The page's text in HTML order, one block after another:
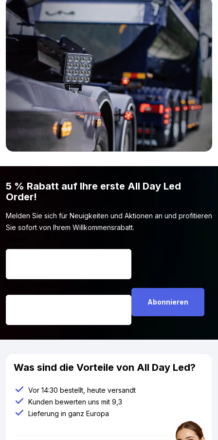
Möchtest du einen LED Arbeitsscheinwerfer der Marke
TruckLED? Aber ist der TruckLED LED Arbeitsscheinwerfer 24W
mit roter Linie nicht das Modell, das du suchst? Beachte, dass
TruckLED auch noch diverse andere Modelle mit einer roten
Linie anbietet. Siehe unten die weiteren Modelle:
TruckLED Arbeitsscheinwerfer 9W flach
Bist du immer noch der Meinung, dass der TruckLED LED
Arbeitsscheinwerfer 24W nicht das ist, was du suchst? Einfach
weil die Lichtleistung oder Wattzahl nicht hoch genug oder
sogar zu hoch ist? Dann schau doch mal auf unserer Seite
Arbeitsscheinwerfer
vorbei. Vielleicht findest du hier ja das
5 % Rabatt auf Ihre erste All Day Led
Order!
Melden Sie sich für Neuigkeiten und Aktionen an und profitieren
Sie sofort von Ihrem Willkommensrabatt.
Was sind die Vorteile von All Day Led?
Vor 14:30 bestellt, heute versandt
Kunden bewerten uns mit 9,3
Lieferung in ganz Europa